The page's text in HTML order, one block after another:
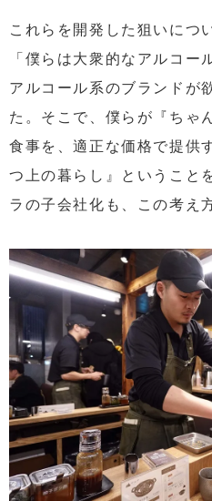
これらを開発した狙いにつ
「僕らは大衆的なアルコー
アルコール系のブランドが
た。そこで、僕らが『ちゃ
食事を、適正な価格で提供
つ上の暮らし』ということ
ラの子会社化も、この考え